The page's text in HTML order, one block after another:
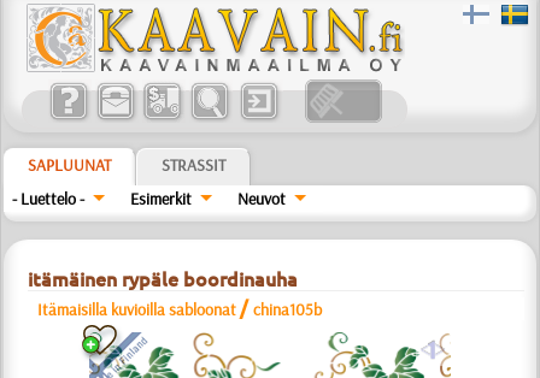
SAPLUUNAT
STRASSIT
- Luettelo -
Esimerkit Neuvot
itämäinen rypäle boordinauha
Itämaisilla kuvioilla sabloonat /china105b
a